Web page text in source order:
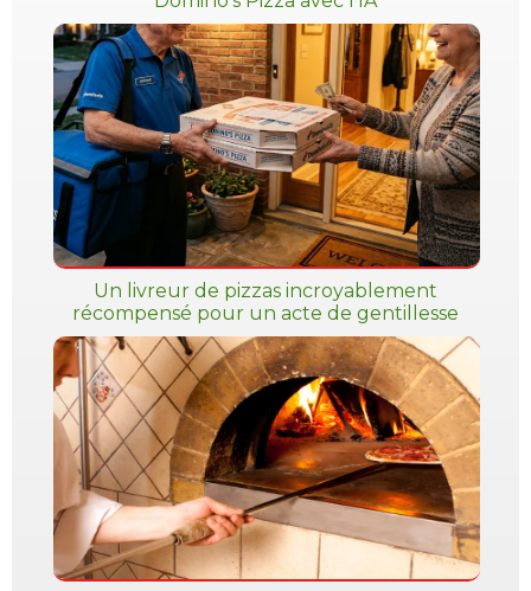
Un livreur de pizzas incroyablement
récompensé pour un acte de gentillesse